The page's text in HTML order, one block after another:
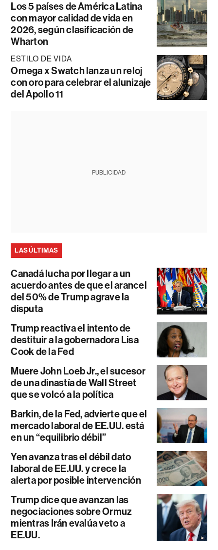
Los 5 países de América Latina
con mayor calidad de vida en
2026, según clasificación de
Wharton
ESTILO DE VIDA
Omega x Swatch lanza un reloj
con oro para celebrar el alunizaje
del Apollo 11
PUBLICIDAD
LAS ÚLTIMAS
Canadá lucha por llegar a un
acuerdo antes de que el arancel
del 50% de Trump agrave la
disputa
Trump reactiva el intento de
destituir a la gobernadora Lisa
Cook de la Fed
Muere John Loeb Jr., el sucesor
de una dinastía de Wall Street
que se volcó a la política
Barkin, de la Fed, advierte que el
mercado laboral de EE.UU. está
en un “equilibrio débil”
Yen avanza tras el débil dato
laboral de EE.UU. y crece la
alerta por posible intervención
Trump dice que avanzan las
negociaciones sobre Ormuz
mientras Irán evalúa veto a
EE.UU.